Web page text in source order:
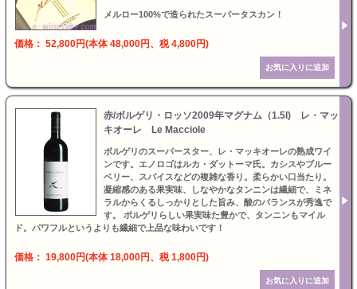
メルロー100%で造られたスーパータスカン！
価格： 52,800円(本体 48,000円、税 4,800円)
赤/ボルゲリ・ロッソ2009年マグナム（1.5l) レ・マッ
キオーレ Le Macciole
ボルゲリのスーパースター、レ・マッキオーレの熟成ワイ
ンです。エノロゴはルカ・ダットーマ氏。カシスやブルー
ベリー、スパイスなどの複雑な香り。柔らかい口当たり。
凝縮感のある果実味、しなやかなタンニンは繊細で、ミネ
ラルからくるしっかりとした旨み、酸のバランスが秀逸で
す。 ボルゲリらしい果実味た豊かで、タンニンもマイル
ド。パワフルというよりも繊細で上品な味わいです！
価格： 19,800円(本体 18,000円、税 1,800円)